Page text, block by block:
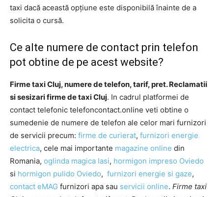
taxi dacă această opțiune este disponibilă înainte de a
solicita o cursă.
Ce alte numere de contact prin telefon
pot obtine de pe acest website?
Firme taxi Cluj, numere de telefon, tarif, pret. Reclamatii
si sesizari firme de taxi Cluj. In cadrul platformei de
contact telefonic telefoncontact.online veti obtine o
sumedenie de numere de telefon ale celor mari furnizori
de servicii precum: firme de curierat, furnizori energie
electrica, cele mai importante magazine online din
Romania, oglinda magica Iasi, hormigon impreso Oviedo
si hormigon pulido Oviedo, furnizori energie si gaze,
contact eMAG furnizori apa sau servicii online. Firme taxi